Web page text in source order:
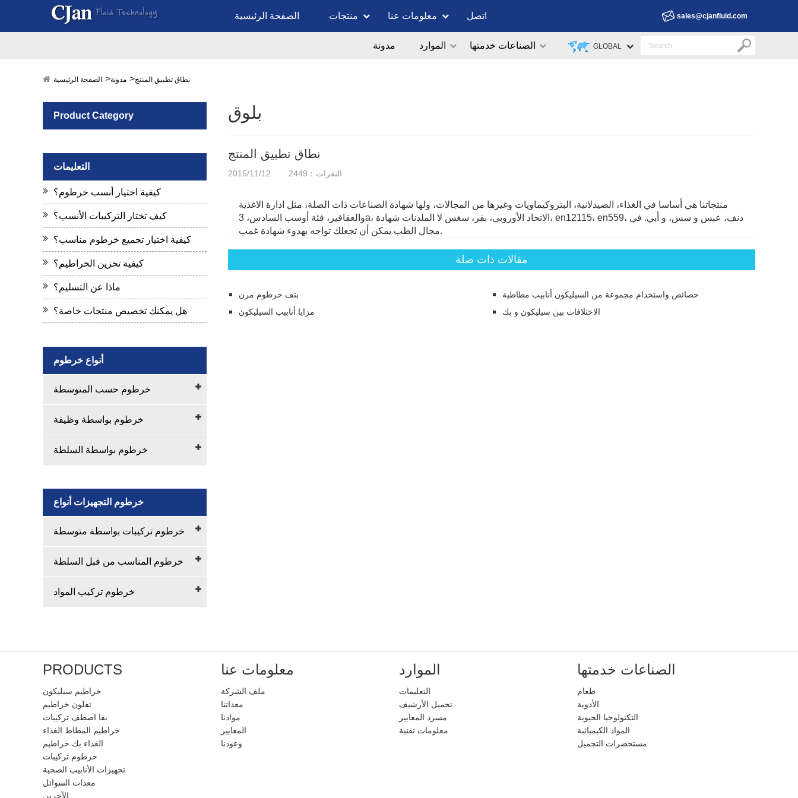
الصفحة الرئيسية منتجات معلومات عنا اتصل sales@cjanfluid.com
GLOBAL مدونة الموارد الصناعات خدمتها
الصفحة الرئيسية مدونة نطاق تطبيق المنتج
Product Category
التعليمات
كيفية اختيار أنسب خرطوم؟
كيف تختار التركيبات الأنسب؟
كيفية اختيار تجميع خرطوم مناسب؟
كيفية تخزين الخراطيم؟
ماذا عن التسليم؟
هل يمكنك تخصيص منتجات خاصة؟
أنواع خرطوم
خرطوم حسب المتوسطة
خرطوم بواسطة وظيفة
خرطوم بواسطة السلطة
خرطوم التجهيزات أنواع
خرطوم تركيبات بواسطة متوسطة
خرطوم المناسب من قبل السلطة
خرطوم تركيب المواد
بلوق
نطاق تطبيق المنتج
2015/11/12 النقرات：2449
منتجاتنا هي أساسا في الغذاء، الصيدلانية، البتروكيماويات وغيرها من المجالات، ولها شهادة الصناعات ذات الصلة، مثل ادارة الاغذية
والعقاقير، فئة أوسب السادس، 3a، الاتحاد الأوروبي، بفر، سغس لا الملدنات شهادة، en12115، en559، دنف، عبس و سس، و أبي. في
مجال الطب يمكن أن تجعلك تواجه بهدوء شهادة غمب.
مقالات ذات صلة
بتف خرطوم مرن
خصائص واستخدام مجموعة من السيليكون أنابيب مطاطية
مزايا أنابيب السيليكون
الاختلافات بين سيليكون و بك
PRODUCTS
خراطيم سيليكون
تفلون خراطيم
بفا اصطف تركيبات
خراطيم المطاط الغذاء
الغذاء بك خراطيم
خرطوم تركيبات
تجهيزات الأنابيب الصحية
معدات السوائل
الآخرين
معلومات عنا
ملف الشركة
معداتنا
موادنا
المعايير
وعودنا
الموارد
التعليمات
تحميل الأرشيف
مسرد المعايير
معلومات تقنية
الصناعات خدمتها
طعام
الأدوية
التكنولوجيا الحيوية
المواد الكيميائية
مستحضرات التجميل